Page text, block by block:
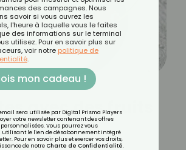
avec des fruits
des campagnes. Nous
savoir si vous ouvrez les
l'heure à laquelle vous le faites
des informations sur le terminal
utilisez. Pour en savoir plus sur
voir notre politique de
.
mon cadeau !
sera utilisée par Digital Prisma Players
votre newsletter contenant des offres
Vous pourrez vous
utilisant le lien de désabonnement intégré
Pour en savoir plus et exercer vos droits,
de notre Charte de Confidentialité.